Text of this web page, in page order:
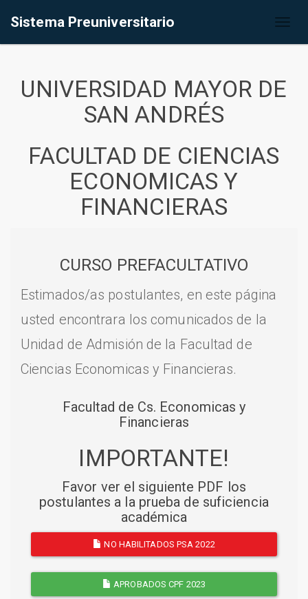
Sistema Preuniversitario
UNIVERSIDAD MAYOR DE
SAN ANDRÉS
FACULTAD DE CIENCIAS
ECONOMICAS Y
FINANCIERAS
CURSO PREFACULTATIVO
Estimados/as postulantes, en este página
usted encontrara los comunicados de la
Unidad de Admisión de la Facultad de
Ciencias Economicas y Financieras.
Facultad de Cs. Economicas y
Financieras
IMPORTANTE!
Favor ver el siguiente PDF los
postulantes a la prueba de suficiencia
académica
NO HABILITADOS PSA 2022
APROBADOS CPF 2023